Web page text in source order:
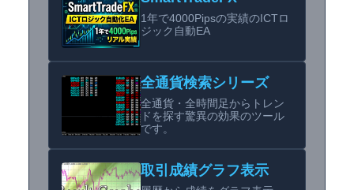
1年で4000Pipsの実績のICTロ
ジック自動EA
全通貨検索シリーズ
全通貨・全時間足からトレン
ドを探す驚異の効果のツール
です。
取引成績グラフ表示